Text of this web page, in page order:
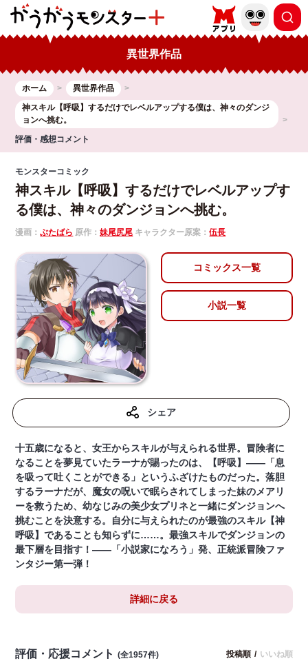
異世界作品
ホーム
異世界作品
神スキル【呼吸】するだけでレベルアップする僕は、神々のダンジ
ョンへ挑む。
評価・感想コメント
モンスターコミック
神スキル【呼吸】するだけでレベルアップす
る僕は、神々のダンジョンへ挑む。
漫画：ぶたばら 原作：妹尾尻尾 キャラクター原案：伍長
コミックス一覧
小説一覧
シェア
十五歳になると、女王からスキルが与えられる世界。冒険者に
なることを夢見ていたラーナが賜ったのは、【呼吸】――「息
を吸って吐くことができる」というふざけたものだった。落胆
するラーナだが、魔女の呪いで眠らされてしまった妹のメアリ
ーを救うため、幼なじみの美少女プリネと一緒にダンジョンへ
挑むことを決意する。自分に与えられたのが最強のスキル【神
呼吸】であることも知らずに……。最強スキルでダンジョンの
最下層を目指す！――「小説家になろう」発、正統派冒険ファ
ンタジー第一弾！
詳細に戻る
評価・応援コメント (全1957件) 投稿順 / いいね順